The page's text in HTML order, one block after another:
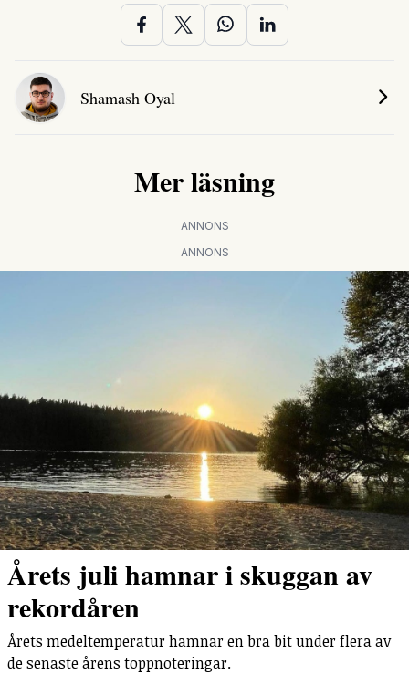
Shamash Oyal
Mer läsning
ANNONS
ANNONS
Årets juli hamnar i skuggan av
rekordåren
Årets medeltemperatur hamnar en bra bit under flera av
de senaste årens toppnoteringar.